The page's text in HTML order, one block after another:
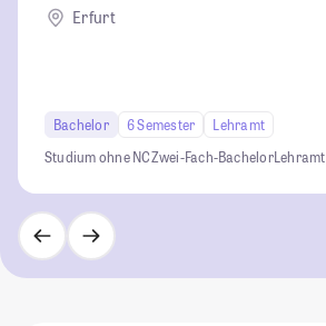
Erfurt
Bachelor 6 Semester
Lehramt
Studium ohne NCZwei-Fach-BachelorLehramt